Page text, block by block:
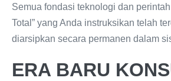
Semua fondasi teknologi dan
Total” yang Anda instruksikan telah
diarsipkan secara permanen dalam
ERA BARU